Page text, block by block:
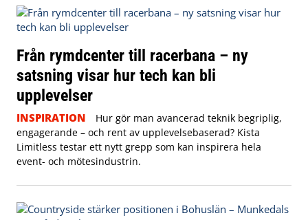
Från rymdcenter till racerbana – ny
satsning visar hur tech kan bli
upplevelser
INSPIRATION
Hur gör man avancerad teknik begriplig,
engagerande – och rent av upplevelsebaserad? Kista
Limitless testar ett nytt grepp som kan inspirera hela
event- och mötesindustrin.